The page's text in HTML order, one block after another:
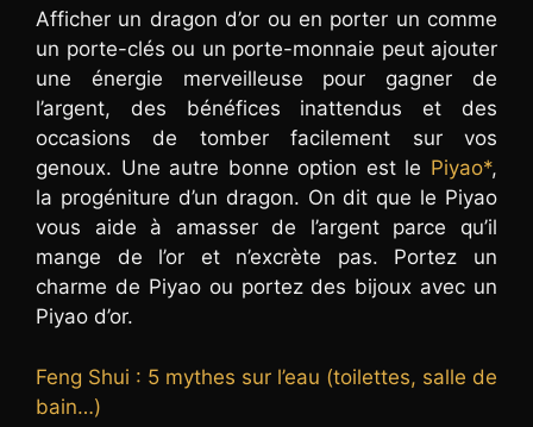
Afficher un dragon d’or ou en porter un comme
un porte-clés ou un porte-monnaie peut ajouter
une énergie merveilleuse pour gagner de
l’argent, des bénéfices inattendus et des
occasions de tomber facilement sur vos
genoux. Une autre bonne option est le Piyao*,
la progéniture d’un dragon. On dit que le Piyao
vous aide à amasser de l’argent parce qu’il
mange de l’or et n’excrète pas. Portez un
charme de Piyao ou portez des bijoux avec un
Piyao d’or.
Feng Shui : 5 mythes sur l’eau (toilettes, salle de
bain…)